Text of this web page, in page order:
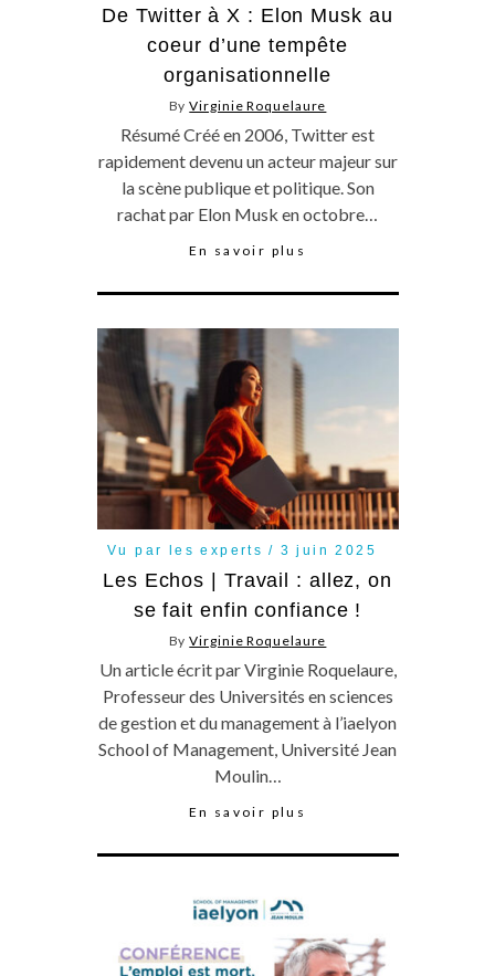
De Twitter à X : Elon Musk au
coeur d’une tempête
organisationnelle
ByVirginie Roquelaure
Résumé Créé en 2006, Twitter est
rapidement devenu un acteur majeur sur
la scène publique et politique. Son
rachat par Elon Musk en octobre…
En savoir plus
Vu par les experts 3 juin 2025
Les Echos | Travail : allez, on
se fait enfin confiance !
ByVirginie Roquelaure
Un article écrit par Virginie Roquelaure,
Professeur des Universités en sciences
de gestion et du management à l’iaelyon
School of Management, Université Jean
Moulin…
En savoir plus